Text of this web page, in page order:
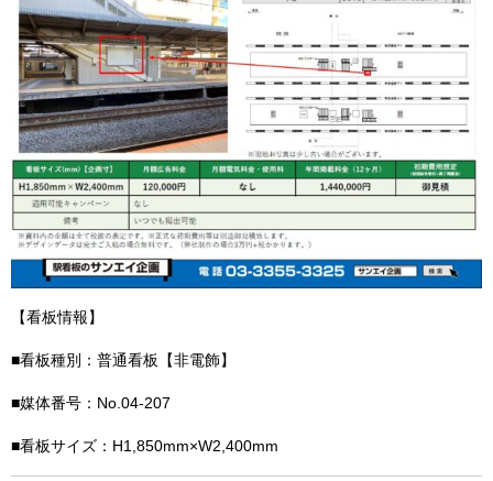
【看板情報】
■看板種別：普通看板【非電飾】
■媒体番号：No.04-207
■看板サイズ：H1,850mm×W2,400mm